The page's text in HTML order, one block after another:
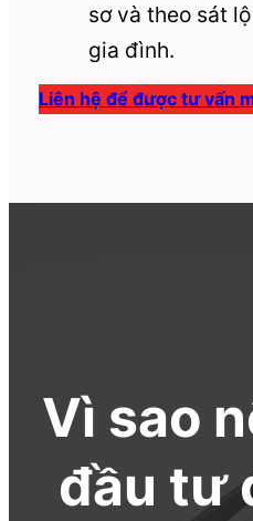
sơ và theo sát
gia đình.
Liên hệ để được tư vấn
Vì sao
đầu tư